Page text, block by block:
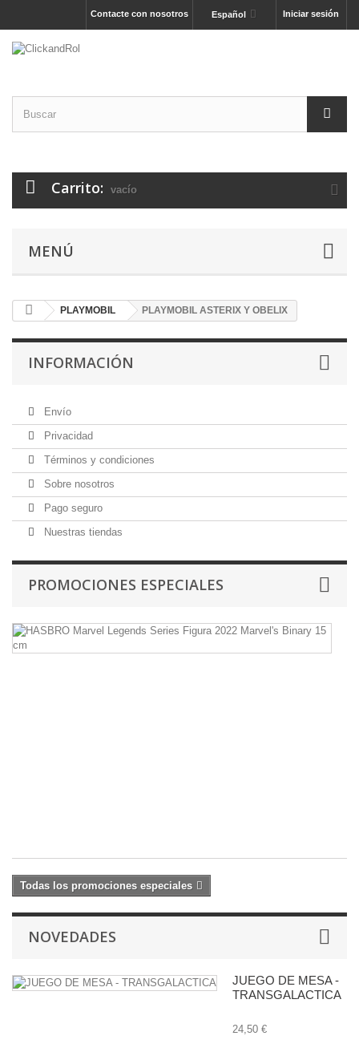
Iniciar sesión
Español
Contacte con nosotros
Carrito: vacío
MENÚ
PLAYMOBIL PLAYMOBIL ASTERIX Y OBELIX
INFORMACIÓN
Envío
Privacidad
Términos y condiciones
Sobre nosotros
Pago seguro
Nuestras tiendas
PROMOCIONES ESPECIALES
Todas los promociones especiales
NOVEDADES
JUEGO DE MESA -
TRANSGALACTICA
24,50 €